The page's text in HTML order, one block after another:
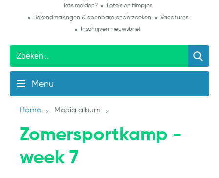
Iets melden?
Foto's en filmpjes
Bekendmakingen & openbare onderzoeken
Vacatures
Inschrijven nieuwsbrief
Menu
Home Media album
Zomersportkamp -
week 7